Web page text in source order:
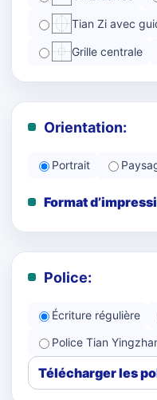
Tian Zi avec
Grille centrale
Orientation:
Portrait
Format
Police:
Écriture régulière
Police Tian
Télécharger les